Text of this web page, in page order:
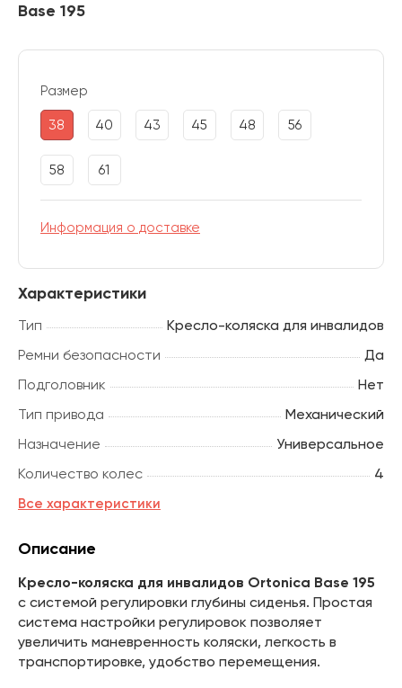
Base 195
Характеристики
Тип
Кресло-коляска для инвалидов
Ремни безопасности
Да
Подголовник
Нет
Тип привода
Механический
Назначение
Универсальное
Количество колес
4
Все характеристики
Размер
38 40 43 45 48 56
58 61
Информация о доставке
Описание
Кресло-коляска для инвалидов Ortonica Base 195
с системой регулировки глубины сиденья. Простая
система настройки регулировок позволяет
увеличить маневренность коляски, легкость в
транспортировке, удобство перемещения.